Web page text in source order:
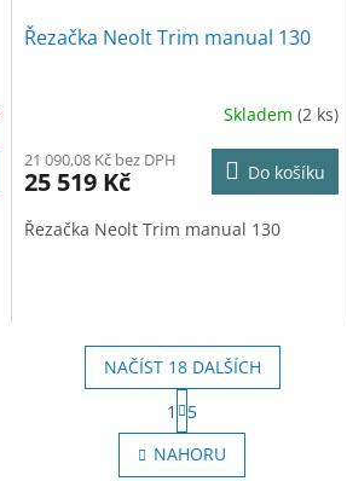
Řezačka Neolt Trim manual 130
Skladem (2 ks)
21 090,08 Kč bez DPH
25 519 Kč Do košíku
Řezačka Neolt Trim manual 130
O
v
l
NAČÍST 18 DALŠÍCH
S
t
r
á
1
5
NAHORU